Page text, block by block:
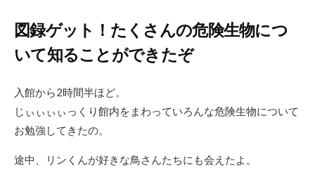
図録ゲット！たくさんの危険生物につ
いて知ることができたぞ
入館から2時間半ほど。
じぃぃぃぃっくり館内をまわっていろんな危険生物について
お勉強してきたの。
途中、リンくんが好きな鳥さんたちにも会えたよ。